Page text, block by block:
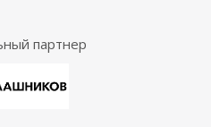
партнер